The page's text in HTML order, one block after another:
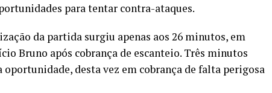
para tentar contra-ataques.
da partida surgiu apenas aos 26 minutos, em
Bruno após cobrança de escanteio. Três minutos
desta vez em cobrança de falta perigosa